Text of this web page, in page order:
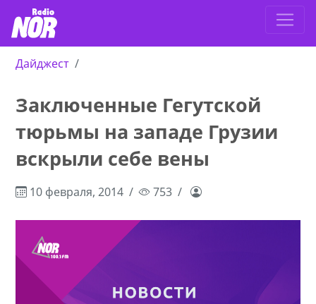
Дайджест
Заключенные Гегутской
тюрьмы на западе Грузии
вскрыли себе вены
10 февраля, 2014 753